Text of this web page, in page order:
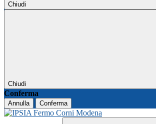
Chiudi
Chiudi
Conferma
Annulla Conferma